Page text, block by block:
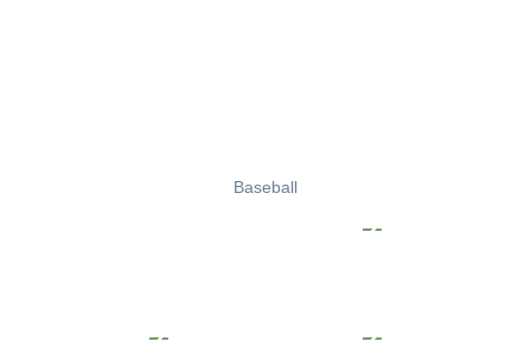
Baseball